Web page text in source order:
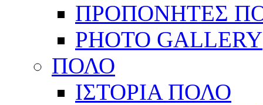
ΠΡΟΠΟΝΗΤΕΣ
PHOTO GALLERY
ΠΟΛΟ
ΙΣΤΟΡΙΑ ΠΟΛΟ